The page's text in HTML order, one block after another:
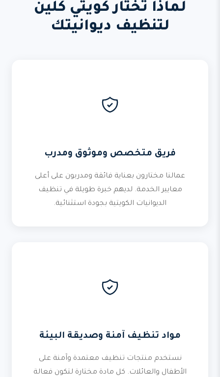
لماذا تختار كويتي كلين
لتنظيف ديوانيتك
فريق متخصص وموثوق ومدرب
عمالنا مختارون بعناية فائقة ومدربون على أعلى
معايير الخدمة. لديهم خبرة طويلة في تنظيف
الديوانيات الكويتية بجودة استثنائية.
مواد تنظيف آمنة وصديقة البيئة
نستخدم منتجات تنظيف معتمدة وآمنة على
الأطفال والعائلات. كل مادة مختارة لتكون فعالة